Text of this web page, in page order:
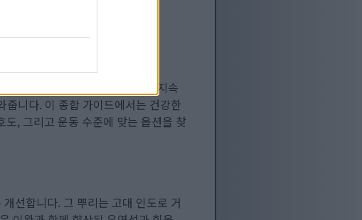
다. 완벽한 운동 루틴은 효과와 지속
니다. 이 종합 가이드에서는 건강한
, 그리고 운동 수준에 맞는 옵션을 찾
선합니다. 그 뿌리는 고대 인도로 거